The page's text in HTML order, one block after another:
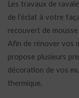
Les travaux de
de l’éclat à votre
recouvert de
Afin de rénover vos
propose plusieurs
décoration de vos
thermique.